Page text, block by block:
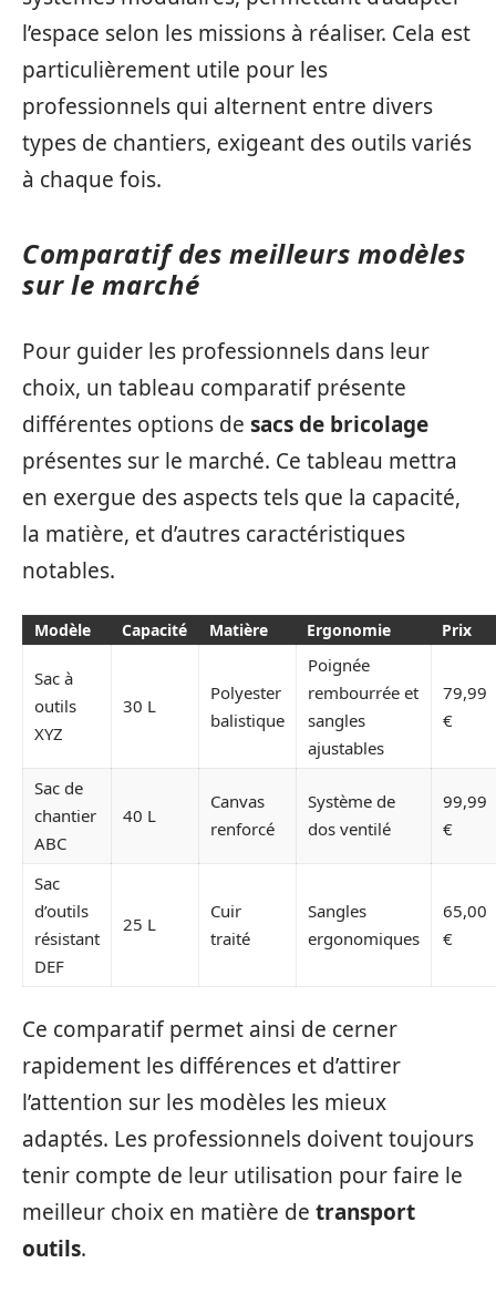
l’espace selon les missions à réaliser. Cela est
particulièrement utile pour les
professionnels qui alternent entre divers
types de chantiers, exigeant des outils variés
à chaque fois.
Comparatif des meilleurs modèles
sur le marché
Pour guider les professionnels dans leur
choix, un tableau comparatif présente
différentes options de sacs de bricolage
présentes sur le marché. Ce tableau mettra
en exergue des aspects tels que la capacité,
la matière, et d’autres caractéristiques
notables.
Modèle Capacité Matière Ergonomie Prix
Sac à
outils
XYZ
30 L
Polyester
balistique
Poignée
rembourrée et
sangles
ajustables
79,99
€
Sac de
chantier
ABC
40 L
Canvas
renforcé
Système de
dos ventilé
99,99
€
Sac
d’outils
résistant
DEF
25 L
Cuir
traité
Sangles
ergonomiques
65,00
€
Ce comparatif permet ainsi de cerner
rapidement les différences et d’attirer
l’attention sur les modèles les mieux
adaptés. Les professionnels doivent toujours
tenir compte de leur utilisation pour faire le
meilleur choix en matière de transport
outils.